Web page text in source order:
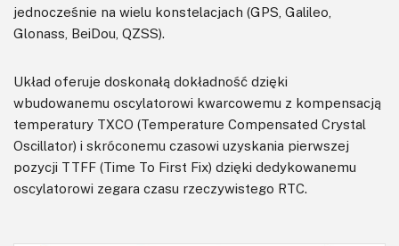
jednocześnie na wielu konstelacjach (GPS, Galileo,
Glonass, BeiDou, QZSS).
Układ oferuje doskonałą dokładność dzięki
wbudowanemu oscylatorowi kwarcowemu z kompensacją
temperatury TXCO (Temperature Compensated Crystal
Oscillator) i skróconemu czasowi uzyskania pierwszej
pozycji TTFF (Time To First Fix) dzięki dedykowanemu
oscylatorowi zegara czasu rzeczywistego RTC.